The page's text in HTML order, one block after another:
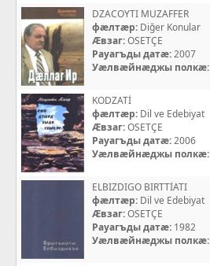
DZACOYTI MUZAFFER
фæлтæр: Diğer Konular
Æвзаг:OSETÇE
Рауагъды датæ:2007
Уæлвæйнæджы полкæ:
KODZATİ
фæлтæр: Dil ve Edebiyat
Æвзаг:OSETÇE
Рауагъды датæ:2006
Уæлвæйнæджы полкæ:
ELBIZDIGO BIRTTİATI
фæлтæр: Dil ve Edebiyat
Æвзаг:OSETÇE
Рауагъды датæ: 1982
Уæлвæйнæджы полкæ: